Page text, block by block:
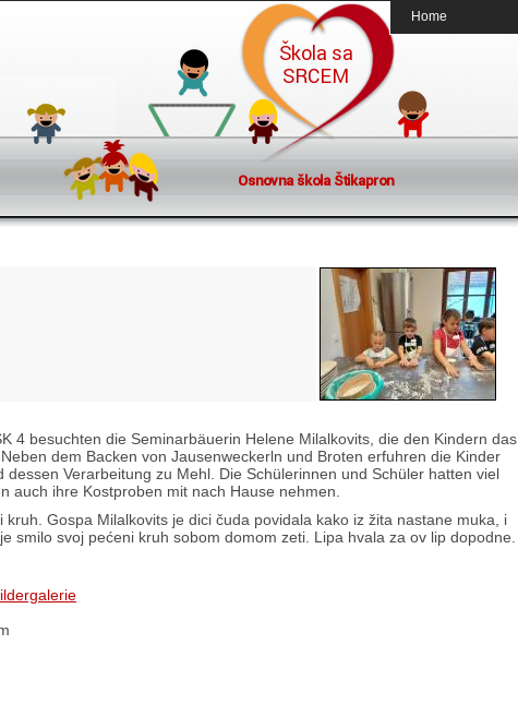
Home
4 besuchten die Seminarbäuerin Helene Milalkovits, die den Kindern das
dem Backen von Jausenweckerln und Broten erfuhren die Kinder
Verarbeitung zu Mehl. Die Schülerinnen und Schüler hatten viel
auch ihre Kostproben mit nach Hause nehmen.
kruh. Gospa Milalkovits je dici čuda povidala kako iz žita nastane muka, i
smilo svoj pećeni kruh sobom domom zeti. Lipa hvala za ov lip dopodne.